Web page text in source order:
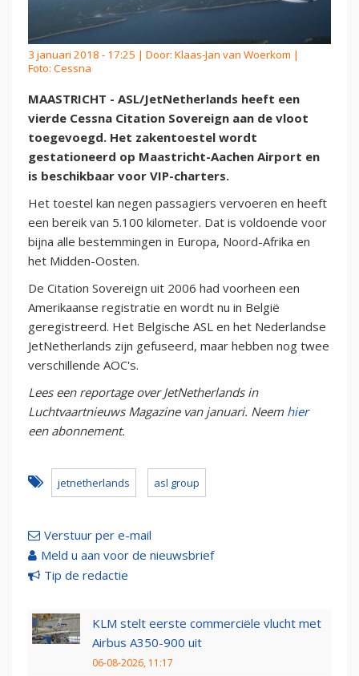
3 januari 2018 - 17:25 | Door: Klaas-Jan van Woerkom |
Foto: Cessna
MAASTRICHT - ASL/JetNetherlands heeft een
vierde Cessna Citation Sovereign aan de vloot
toegevoegd. Het zakentoestel wordt
gestationeerd op Maastricht-Aachen Airport en
is beschikbaar voor VIP-charters.
Het toestel kan negen passagiers vervoeren en heeft
een bereik van 5.100 kilometer. Dat is voldoende voor
bijna alle bestemmingen in Europa, Noord-Afrika en
het Midden-Oosten.
De Citation Sovereign uit 2006 had voorheen een
Amerikaanse registratie en wordt nu in België
geregistreerd. Het Belgische ASL en het Nederlandse
JetNetherlands zijn gefuseerd, maar hebben nog twee
verschillende AOC's.
Lees een reportage over JetNetherlands in
Luchtvaartnieuws Magazine van januari. Neem hier
een abonnement.
jetnetherlands asl group
Verstuur per e-mail
Meld u aan voor de nieuwsbrief
Tip de redactie
KLM stelt eerste commerciële vlucht met
Airbus A350-900 uit
06-08-2026, 11:17